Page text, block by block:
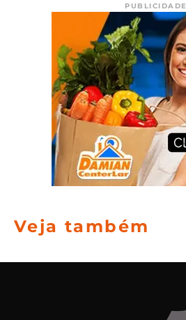
PUBLICIDADE
Veja também